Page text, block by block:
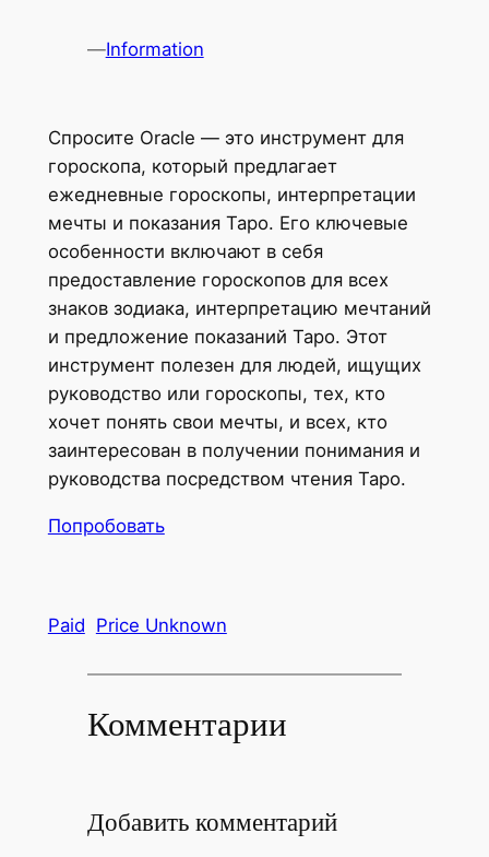
—Information
Спросите Oracle — это инструмент для
гороскопа, который предлагает
ежедневные гороскопы, интерпретации
мечты и показания Таро. Его ключевые
особенности включают в себя
предоставление гороскопов для всех
знаков зодиака, интерпретацию мечтаний
и предложение показаний Таро. Этот
инструмент полезен для людей, ищущих
руководство или гороскопы, тех, кто
хочет понять свои мечты, и всех, кто
заинтересован в получении понимания и
руководства посредством чтения Таро.
Попробовать
Paid Price Unknown
Комментарии
Добавить комментарий